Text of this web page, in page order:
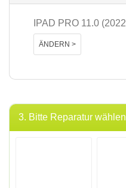
IPAD PRO 11.0
ÄNDERN >
3. Bitte Reparatur wählen